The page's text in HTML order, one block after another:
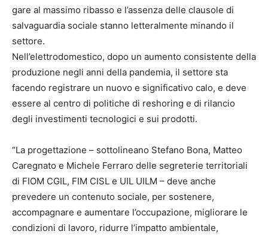
gare al massimo ribasso e l’assenza delle clausole di
salvaguardia sociale stanno letteralmente minando il
settore.
Nell’elettrodomestico, dopo un aumento consistente della
produzione negli anni della pandemia, il settore sta
facendo registrare un nuovo e significativo calo, e deve
essere al centro di politiche di reshoring e di rilancio
degli investimenti tecnologici e sui prodotti.
“La progettazione – sottolineano Stefano Bona, Matteo
Caregnato e Michele Ferraro delle segreterie territoriali
di FIOM CGIL, FIM CISL e UIL UILM – deve anche
prevedere un contenuto sociale, per sostenere,
accompagnare e aumentare l’occupazione, migliorare le
condizioni di lavoro, ridurre l’impatto ambientale,